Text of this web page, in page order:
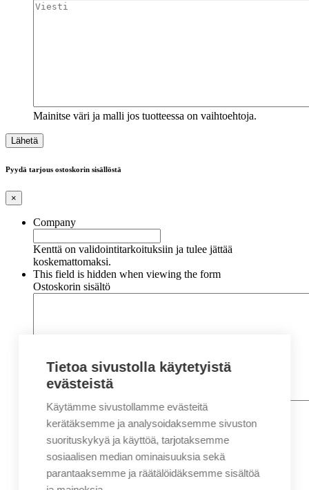
Mainitse väri ja malli jos tuotteessa on vaihtoehtoja.
Pyydä tarjous ostoskorin sisällöstä
×
Company
Kenttä on validointitarkoituksiin ja tulee jättää
koskemattomaksi.
This field is hidden when viewing the form
Ostoskorin sisältö
Nimi*
Etunimi
Sukunimi
Sähköposti*
Tietoa sivustolla käytetyistä
evästeistä
Käytämme sivustollamme evästeitä
kerätäksemme ja analysoidaksemme sivuston
suorituskykyä ja käyttöä, tarjotaksemme
sosiaalisen median ominaisuuksia sekä
parantaaksemme ja räätälöidäksemme sisältöä